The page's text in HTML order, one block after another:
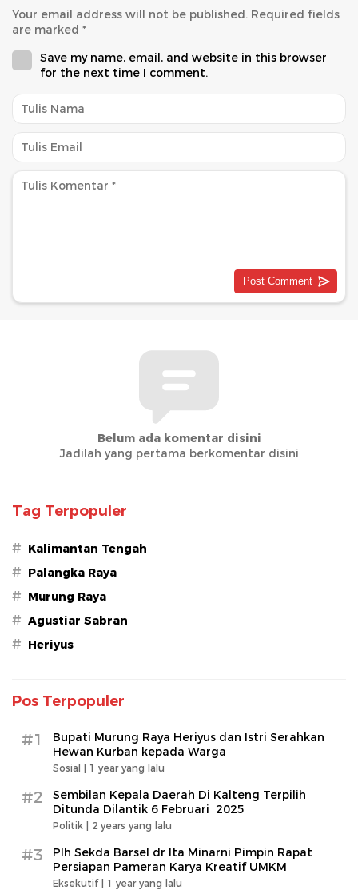
Your email address will not be published. Required fields
are marked *
Save my name, email, and website in this browser
for the next time I comment.
Belum ada komentar disini
Jadilah yang pertama berkomentar disini
Tag Terpopuler
# Kalimantan Tengah
# Palangka Raya
# Murung Raya
# Agustiar Sabran
# Heriyus
Pos Terpopuler
#1
Bupati Murung Raya Heriyus dan Istri Serahkan
Hewan Kurban kepada Warga
Sosial | 1 year yang lalu
#2
Sembilan Kepala Daerah Di Kalteng Terpilih
Ditunda Dilantik 6 Februari 2025
Politik | 2 years yang lalu
#3
Plh Sekda Barsel dr Ita Minarni Pimpin Rapat
Persiapan Pameran Karya Kreatif UMKM
Eksekutif | 1 year yang lalu